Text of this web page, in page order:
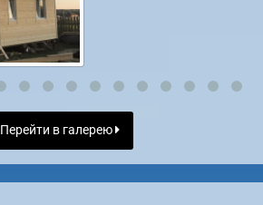
Перейти в галерею